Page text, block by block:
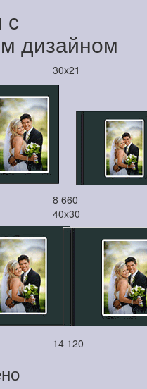
с
дизайном
30x21
8 660
40x30
14 120